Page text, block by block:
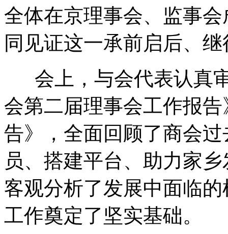
全体在京理事会、监事
同见证这一承前启后、
会上，与会代表认真
会第二届理事会工作报
告》，全面回顾了商会
员、搭建平台、助力家
客观分析了发展中面临
工作奠定了坚实基础。